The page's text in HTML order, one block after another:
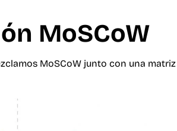
MoSCoW
MoSCoW junto con una